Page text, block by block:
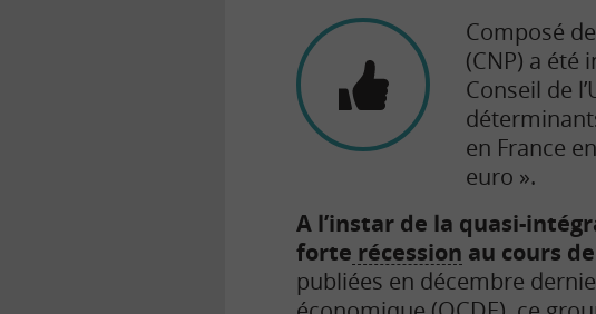
Composé
(CNP) a
Conseil de
en France
euro ».
A l’instar de la quasi-
forte récession au cours
publiées en décembre